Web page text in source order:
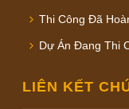
Thi Công Đã
Dự Án Đang Thi
LIÊN KẾT